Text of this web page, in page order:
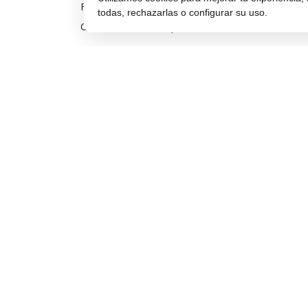
Financiar móvil
Condiciones de compra
todas, rechazarlas o configurar su uso.